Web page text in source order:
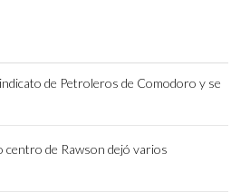
de Petroleros de Comodoro y se
centro de Rawson dejó varios